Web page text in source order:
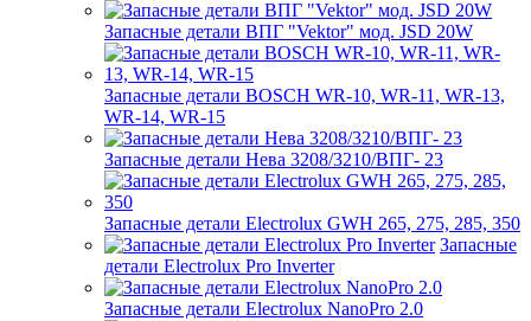
Запасные детали ВПГ "Vektor" мод. JSD 20W
Запасные детали BOSCH WR-10, WR-11, WR-13,
WR-14, WR-15
Запасные детали Нева 3208/3210/ВПГ- 23
Запасные детали Electrolux GWH 265, 275, 285, 350
Запасные
детали Electrolux Pro Inverter
Запасные детали Electrolux NanoPro 2.0